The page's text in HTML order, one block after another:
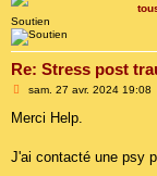
Soutien
Re: Stress post
M
s
g
sam. 27 avr. 2024 19:08
Merci Help.
J'ai contacté une psy